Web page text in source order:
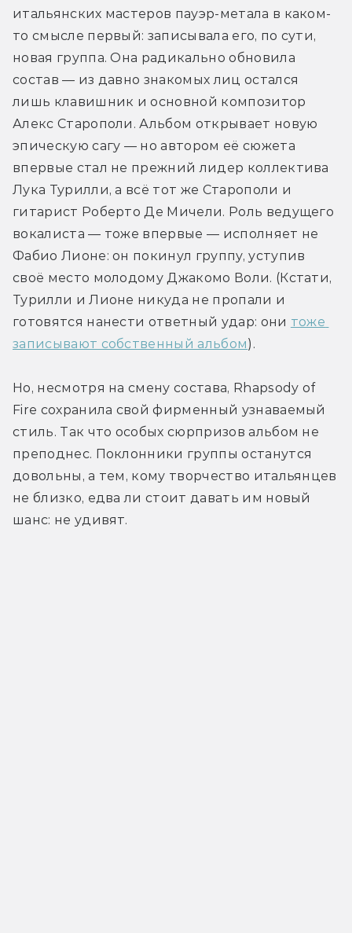
итальянских мастеров пауэр-метала в каком-
то смысле первый: записывала его, по сути,
новая группа. Она радикально обновила
состав — из давно знакомых лиц остался
лишь клавишник и основной композитор
Алекс Старополи. Альбом открывает новую
эпическую сагу — но автором её сюжета
впервые стал не прежний лидер коллектива
Лука Турилли, а всё тот же Старополи и
гитарист Роберто Де Мичели. Роль ведущего
вокалиста — тоже впервые — исполняет не
Фабио Лионе: он покинул группу, уступив
своё место молодому Джакомо Воли. (Кстати,
Турилли и Лионе никуда не пропали и
готовятся нанести ответный удар: они тоже
записывают собственный альбом).
Но, несмотря на смену состава, Rhapsody of
Fire сохранила свой фирменный узнаваемый
стиль. Так что особых сюрпризов альбом не
преподнес. Поклонники группы останутся
довольны, а тем, кому творчество итальянцев
не близко, едва ли стоит давать им новый
шанс: не удивят.